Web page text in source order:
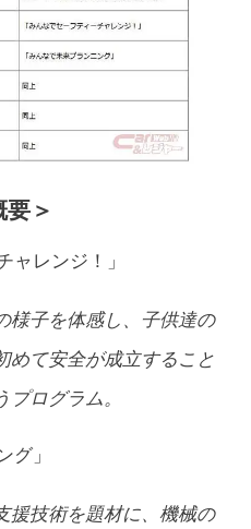
＞
レンジ！」
様子を体感し、子供達の
めて安全が成立すること
ログラム。
」
援技術を題材に、機械の